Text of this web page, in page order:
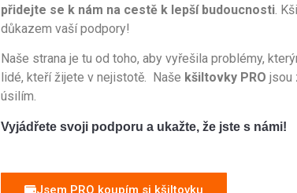
přidejte se k nám na cestě k lepší budoucnosti. Kš
důkazem vašípodpory!
Naše strana je tu od toho, aby vyřešila prob lémy, který
lidé, kteří žijete v nejistotě.
Naše kšiltovky PRO jsou
úsil ím.
Vyjád řete svoji pod poru a u kažte, že jste s námi!
Jsem PRO koupím si kšiltovku